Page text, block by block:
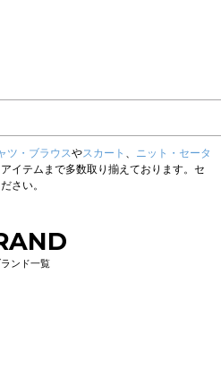
ツ・ブラウスやスカート 、 ニット・セータ
イテムまで多数取り揃えております。セ
さい。
ランド一覧